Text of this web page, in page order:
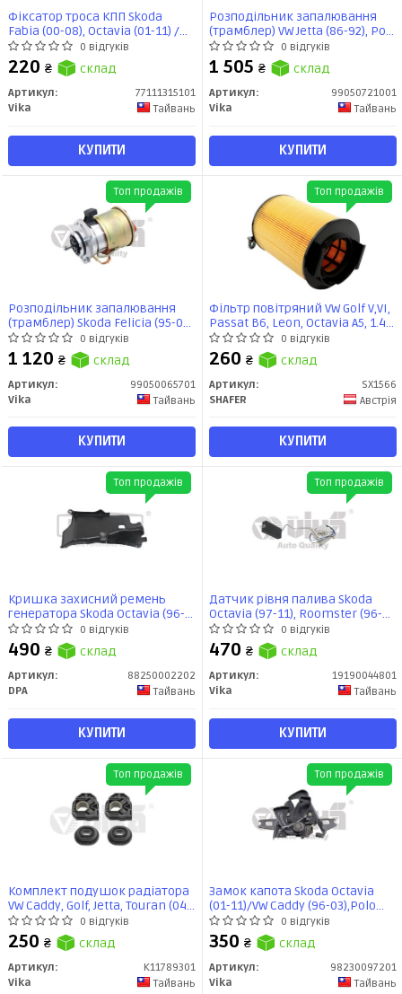
Фіксатор троса КПП Skoda
Fabia (00-08), Octavia (01-11) /
VW Caddy (04-08), Golf (98-07),
Jetta (06-11), Passat (06-07), Polo
(02-) (77111315101) VIKA
0 відгуків
220 ₴ склад
Артикул:
77111315101
Vika
Тайвань
КУПИТИ
Розподільник запалювання
(трамблер) VW Jetta (86-92), Polo
(82-94), Golf (86-92) / Seat Ibiza
(93-96) (99050721001) VIKA
0 відгуків
1 505 ₴ склад
Артикул:
99050721001
Vika
Тайвань
КУПИТИ
Розподільник запалювання
(трамблер) Skoda Felicia (95-01),
Octavia (97-11) / VW Caddy (97-
01), Golf (95-99), Polo (95-00)
(99050065701) VIKA
0 відгуків
1 120 ₴ склад
Артикул:
99050065701
Vika
Тайвань
КУПИТИ
Топ продажів
Фільтр повітряний VW Golf V,VI,
Passat B6, Leon, Octavia A5, 1.4-
2.0 круглий (SX1566) SHAFER
0 відгуків
260 ₴ склад
Артикул:
SX1566
SHAFER
Австрія
КУПИТИ
Топ продажів
Кришка захисний ремень
генератора Skoda Octavia (96-
10)/VW Golf (97-14)/Audi A3 (96-
03) (88250002202) DPA
0 відгуків
490 ₴ склад
Артикул:
88250002202
DPA
Тайвань
КУПИТИ
Топ продажів
Датчик рівня палива Skoda
Octavia (97-11), Roomster (96-
10) / VW Golf (96-03) / Seat Leon
(00-006), Toledo (99-04)
(19190044801) VIKA
0 відгуків
470 ₴ склад
Артикул:
19190044801
Vika
Тайвань
КУПИТИ
Топ продажів
Комплект подушок радіатора
VW Caddy, Golf, Jetta, Touran (04-)
(K11789301) VIKA0 відгуків
250 ₴ склад
Артикул:
K11789301
Vika
Тайвань
Топ продажів
Замок капота Skoda Octavia
(01-11)/VW Caddy (96-03),Polo
(96-02)/Seat Ibiza (93-99)
(98230097201) VIKA
0 відгуків
350 ₴ склад
Артикул:
98230097201
Vika
Тайвань
Топ продажів